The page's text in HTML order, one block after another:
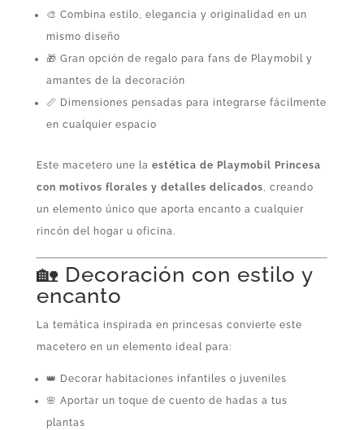
🎨 Combina estilo, elegancia y originalidad en un
mismo diseño
🎁 Gran opción de regalo para fans de Playmobil y
amantes de la decoración
📏 Dimensiones pensadas para integrarse fácilmente
en cualquier espacio
Este macetero une la estética de Playmobil Princesa
con motivos florales y detalles delicados, creando
un elemento único que aporta encanto a cualquier
rincón del hogar u oficina.
🏡 Decoración con estilo y
encanto
La temática inspirada en princesas convierte este
macetero en un elemento ideal para:
👑 Decorar habitaciones infantiles o juveniles
🌸 Aportar un toque de cuento de hadas a tus
plantas